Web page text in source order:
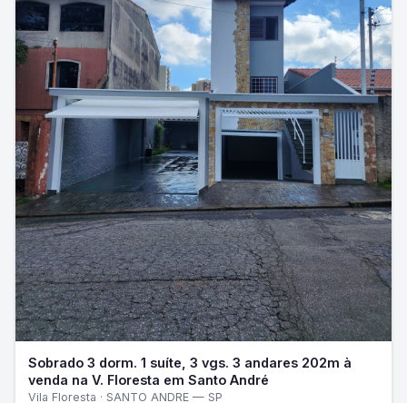
Sobrado 3 dorm. 1 suíte, 3 vgs. 3 andares 202m à
venda na V. Floresta em Santo André
Vila Floresta · SANTO ANDRE — SP